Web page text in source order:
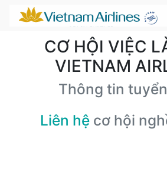
CƠ HỘI VIỆC
VIETNAM
Thông tin
Liên hệ cơ hội